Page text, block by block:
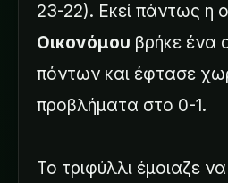
23-22). Εκεί πάντως η
Οικονόμου βρήκε ένα
πόντων και έφτασε
προβλήματα στο 0-1.
Το τριφύλλι έμοιαζε να